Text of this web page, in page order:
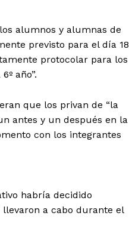
alumnos y alumnas de
previsto para el día 18
protocolar para los
año”.
que los privan de “la
antes y un después en la
con los integrantes
habría decidido
a cabo durante el